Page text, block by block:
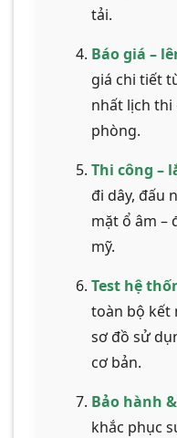
tải.
Báo giá –
giá chi tiết
nhất lịch thi
phòng.
Thi công –
đi dây, đấu
mặt ổ âm –
mỹ.
Test hệ
toàn bộ kết
sơ đồ sử
cơ bản.
Bảo hành
khắc phục